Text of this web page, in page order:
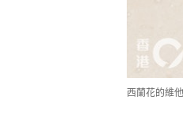
西蘭花的維